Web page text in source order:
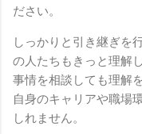
ださい。
しっかりと引き継ぎを
の人たちもきっと理解
事情を相談しても理解
自身のキャリアや職場
しれません。